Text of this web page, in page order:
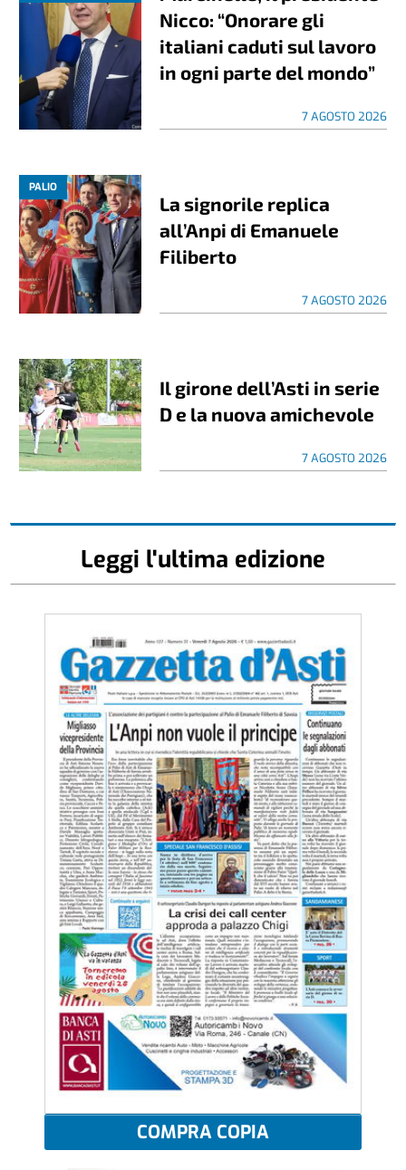
Nicco: “Onorare gli
italiani caduti sul lavoro
in ogni parte del mondo”
7 AGOSTO 2026
PALIO
La signorile replica
all’Anpi di Emanuele
Filiberto
7 AGOSTO 2026
Il girone dell’Asti in serie
D e la nuova amichevole
7 AGOSTO 2026
Leggi l'ultima edizione
COMPRA COPIA